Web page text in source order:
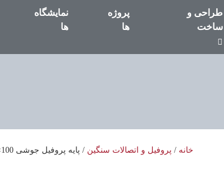
طراحی و
ساخت
پروژه
ها
نمایشگاه
ها
خانه / پروفیل و اتصالات سنگین / پایه پروفیل جوشی 100×100